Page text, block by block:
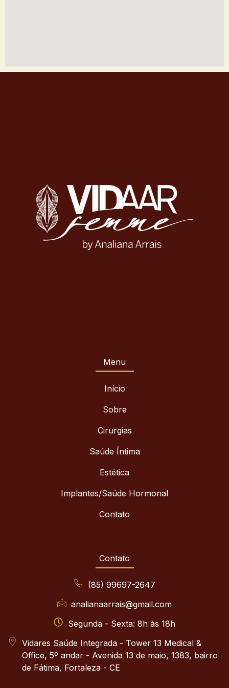
Menu
Início
Sobre
Cirurgias
Saúde Íntima
Estética
Implantes/Saúde Hormonal
Contato
Contato
(85) 99697-2647
analianaarrais@gmail.com
Segunda - Sexta: 8h às 18h
Vidares Saúde Integrada - Tower 13 Medical &
Office, 5º andar - Avenida 13 de maio, 1383, bairro
de Fátima, Fortaleza - CE